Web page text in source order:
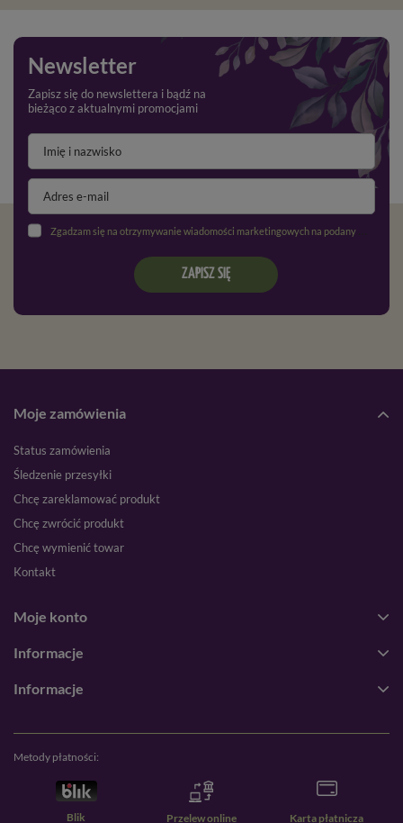
Newsletter
Zapisz się do newslettera i bądź na
bieżąco z aktualnymi promocjami
Zgadzam się na otrzymywanie wiadomości marketingowych na podany adres e-mail oraz przetwarzanie danych osobowych zgodnie z
ZAPISZ SIĘ
Moje zamówienia
Status zamówienia
Śledzenie przesyłki
Chcę zareklamować produkt
Chcę zwrócić produkt
Chcę wymienić towar
Kontakt
Moje konto
Informacje
Informacje
Metody płatności:
Blik Przelew online Karta płatnicza